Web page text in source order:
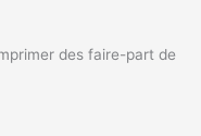
des faire-part de